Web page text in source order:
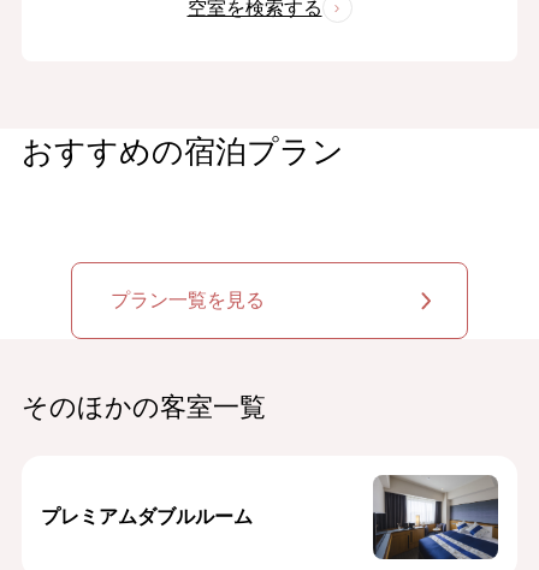
空室を検索する
おすすめの宿泊プラン
プラン一覧を見る
そのほかの客室一覧
プレミアムダブルルーム